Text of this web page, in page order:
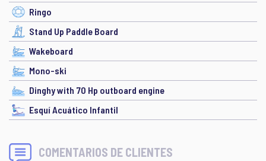
Ringo
Stand Up Paddle Board
Wakeboard
Mono-ski
Dinghy with 70 Hp outboard engine
Esquí Acuático Infantil
COMENTARIOS DE CLIENTES